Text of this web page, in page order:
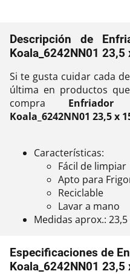
Descripción de
Koala_6242NN01 23,5
Si te gusta cuidar cada
última en productos
compra
Koala_6242NN01 23,5 x
Características:
Fácil de limpiar
Apto para
Reciclable
Lavar a mano
Medidas aprox.: 23,5
Especificaciones de
Koala_6242NN01 23,5